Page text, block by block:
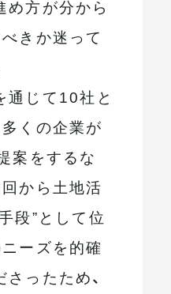
め方が分から
きか迷って
通じて10社と
くの企業が
案をするな
から土地活
段”として位
ーズを的確
ったため、